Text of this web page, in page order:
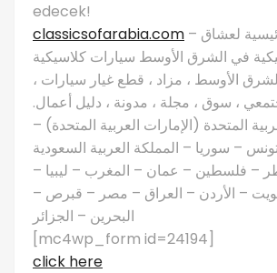
edecek!
classicsofarabia.com – الصفحة الرئيسية لعشاق
في الشرق الأوسط سيارات كلاسيكية
الأوسط ، مزاد ، قطع غيار سيارات ،
، سوق ، مجلة ، مدونة ، دليل أعمال.
المتحدة (الإمارات العربية المتحدة) –
– سوريا – المملكة العربية السعودية
– فلسطين – عمان – المغرب – ليبيا –
– الأردن – العراق – مصر – قبرص –
البحرين – الجزائر
[mc4wp_form id=24194]
click here